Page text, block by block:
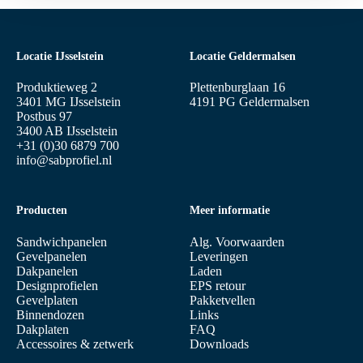
Locatie IJsselstein
Produktieweg 2
3401 MG IJsselstein
Postbus 97
3400 AB IJsselstein
+31 (0)30 6879 700
info@sabprofiel.nl
Producten
Sandwichpanelen
Gevelpanelen
Dakpanelen
Designprofielen
Gevelplaten
Binnendozen
Dakplaten
Accessoires & zetwerk
Meer informatie
Alg. Voorwaarden
Leveringen
Laden
EPS retour
Pakketvellen
Links
FAQ
Downloads
Locatie Geldermalsen
Plettenburglaan 16
4191 PG Geldermalsen